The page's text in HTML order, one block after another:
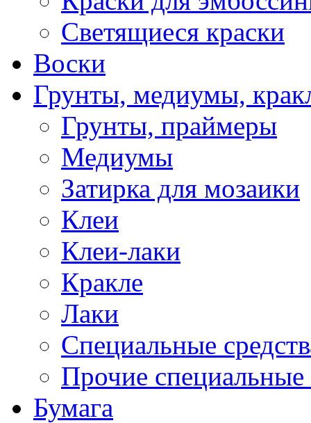
Светящиеся краски
Воски
Грунты, медиумы,
Грунты, праймеры
Медиумы
Затирка для мозаики
Клеи
Клеи-лаки
Кракле
Лаки
Специальные
Прочие специальные
Бумага